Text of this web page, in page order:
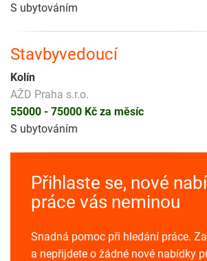
S ubytováním
Stavbyvedoucí
Kolín
AŽD Praha s.r.o.
55000 - 75000 Kč za měsíc
S ubytováním
Přihlaste se, nové
práce vás neminou
Snadná pomoc při hledání práce.
a nepřijdete o žádné nové nabídky